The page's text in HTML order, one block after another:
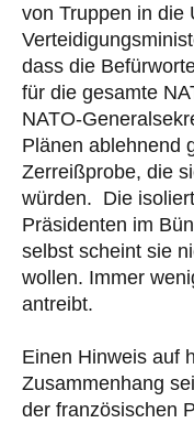
von Truppen in die
dass die
für die gesamte
NATO-
Plänen ablehnend
Zerreißprobe, die
würden. Die
Präsidenten im
selbst scheint sie
wollen. Immer
antreibt.
Einen Hinweis auf
Zusammenhang
der französischen